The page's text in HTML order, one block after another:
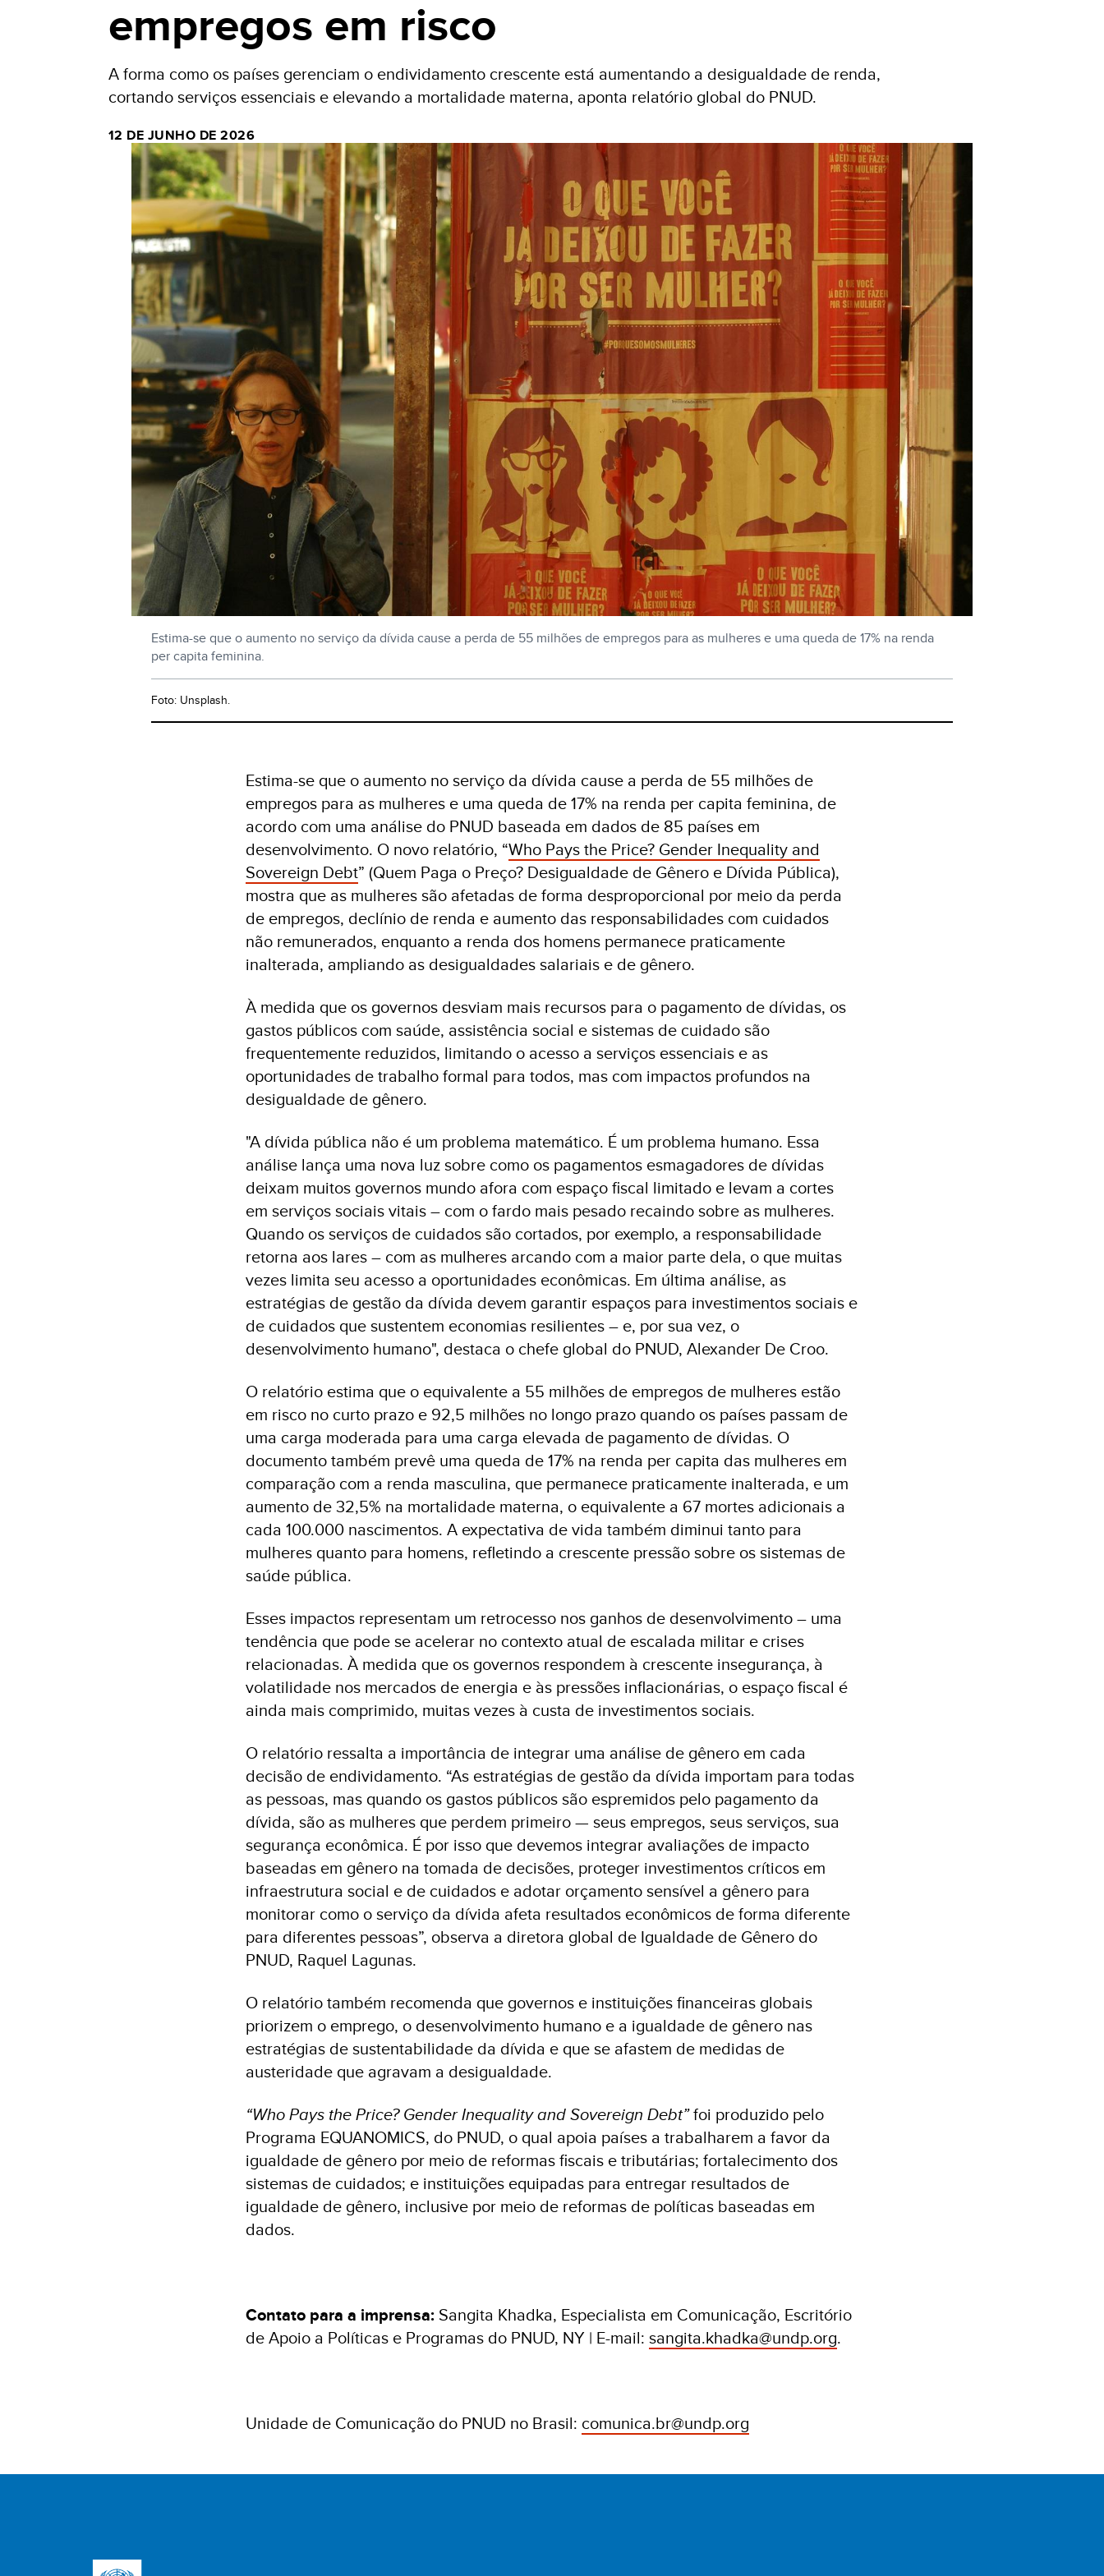
empregos em risco
A forma como os países gerenciam o endividamento crescente está aumentando a desigualdade de renda,
cortando serviços essenciais e elevando a mortalidade materna, aponta relatório global do PNUD.
12 DE JUNHO DE 2026
Estima-se que o aumento no serviço da dívida cause a perda de 55 milhões de empregos para as mulheres e uma queda de 17% na renda
per capita feminina.
Foto: Unsplash.
Estima-se que o aumento no serviço da dívida cause a perda de 55 milhões de
empregos para as mulheres e uma queda de 17% na renda per capita feminina, de
acordo com uma análise do PNUD baseada em dados de 85 países em
desenvolvimento. O novo relatório, “Who Pays the Price? Gender Inequality and
Sovereign Debt” (Quem Paga o Preço? Desigualdade de Gênero e Dívida Pública),
mostra que as mulheres são afetadas de forma desproporcional por meio da perda
de empregos, declínio de renda e aumento das responsabilidades com cuidados
não remunerados, enquanto a renda dos homens permanece praticamente
inalterada, ampliando as desigualdades salariais e de gênero.
À medida que os governos desviam mais recursos para o pagamento de dívidas, os
gastos públicos com saúde, assistência social e sistemas de cuidado são
frequentemente reduzidos, limitando o acesso a serviços essenciais e as
oportunidades de trabalho formal para todos, mas com impactos profundos na
desigualdade de gênero.
"A dívida pública não é um problema matemático. É um problema humano. Essa
análise lança uma nova luz sobre como os pagamentos esmagadores de dívidas
deixam muitos governos mundo afora com espaço fiscal limitado e levam a cortes
em serviços sociais vitais – com o fardo mais pesado recaindo sobre as mulheres.
Quando os serviços de cuidados são cortados, por exemplo, a responsabilidade
retorna aos lares – com as mulheres arcando com a maior parte dela, o que muitas
vezes limita seu acesso a oportunidades econômicas. Em última análise, as
estratégias de gestão da dívida devem garantir espaços para investimentos sociais e
de cuidados que sustentem economias resilientes – e, por sua vez, o
desenvolvimento humano", destaca o chefe global do PNUD, Alexander De Croo.
O relatório estima que o equivalente a 55 milhões de empregos de mulheres estão
em risco no curto prazo e 92,5 milhões no longo prazo quando os países passam de
uma carga moderada para uma carga elevada de pagamento de dívidas. O
documento também prevê uma queda de 17% na renda per capita das mulheres em
comparação com a renda masculina, que permanece praticamente inalterada, e um
aumento de 32,5% na mortalidade materna, o equivalente a 67 mortes adicionais a
cada 100.000 nascimentos. A expectativa de vida também diminui tanto para
mulheres quanto para homens, refletindo a crescente pressão sobre os sistemas de
saúde pública.
Esses impactos representam um retrocesso nos ganhos de desenvolvimento – uma
tendência que pode se acelerar no contexto atual de escalada militar e crises
relacionadas. À medida que os governos respondem à crescente insegurança, à
volatilidade nos mercados de energia e às pressões inflacionárias, o espaço fiscal é
ainda mais comprimido, muitas vezes à custa de investimentos sociais.
O relatório ressalta a importância de integrar uma análise de gênero em cada
decisão de endividamento. “As estratégias de gestão da dívida importam para todas
as pessoas, mas quando os gastos públicos são espremidos pelo pagamento da
dívida, são as mulheres que perdem primeiro — seus empregos, seus serviços, sua
segurança econômica. É por isso que devemos integrar avaliações de impacto
baseadas em gênero na tomada de decisões, proteger investimentos críticos em
infraestrutura social e de cuidados e adotar orçamento sensível a gênero para
monitorar como o serviço da dívida afeta resultados econômicos de forma diferente
para diferentes pessoas”, observa a diretora global de Igualdade de Gênero do
PNUD, Raquel Lagunas.
O relatório também recomenda que governos e instituições financeiras globais
priorizem o emprego, o desenvolvimento humano e a igualdade de gênero nas
estratégias de sustentabilidade da dívida e que se afastem de medidas de
austeridade que agravam a desigualdade.
“Who Pays the Price? Gender Inequality and Sovereign Debt”foi produzido pelo
Programa EQUANOMICS, do PNUD, o qual apoia países a trabalharem a favor da
igualdade de gênero por meio de reformas fiscais e tributárias; fortalecimento dos
sistemas de cuidados; e instituições equipadas para entregar resultados de
igualdade de gênero, inclusive por meio de reformas de políticas baseadas em
dados.
Contato para a imprensa: Sangita Khadka, Especialista em Comunicação, Escritório
de Apoio a Políticas e Programas do PNUD, NY | E-mail: sangita.khadka@undp.org.
Unidade de Comunicação do PNUD no Brasil: comunica.br@undp.org